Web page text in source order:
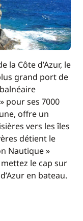
la Côte d’Azur, le
grand port de
pour ses 7000
offre un
vers les îles
détient le
Nautique »
le cap sur
en bateau.